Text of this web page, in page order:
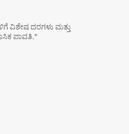
ದರಗಳು ಮತ್ತು
ಪಾವತಿ.*